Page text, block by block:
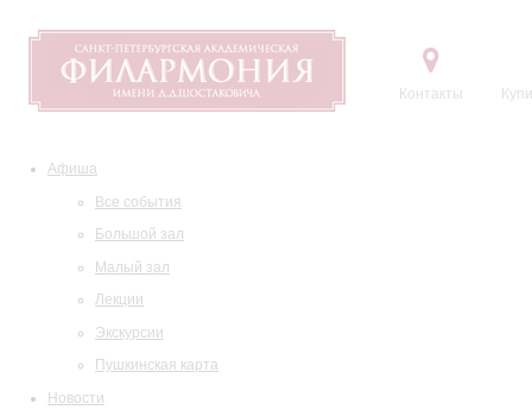
Контакты
Афиша
Все события
Большой зал
Малый зал
Лекции
Экскурсии
Пушкинская карта
Новости